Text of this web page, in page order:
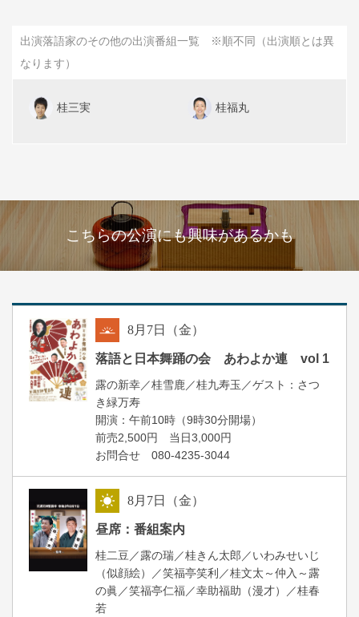
出演落語家のその他の出演番組一覧 ※順不同（出演順とは異
なります）
桂三実 桂福丸
こちらの公演にも興味があるかも
8月 7日（金）
落語と日本舞踊の会 あわよか連 vol 1
露の新幸／桂雪鹿／桂九寿玉／ゲスト：さつ
き緑万寿
開演：午前10時（9時30分開場）
前売2,500円 当日3,000円
お問合せ 080-4235-3044
8月 7日（金）
昼席：番組案内
桂二豆／露の瑞／桂きん太郎／いわみせいじ
（似顔絵）／笑福亭笑利／桂文太～仲入～露
の眞／笑福亭仁福／幸助福助（漫才）／桂春
若